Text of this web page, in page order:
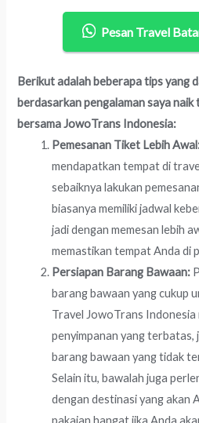
Pesan Travel
Berikut adalah beberapa tips yang
berdasarkan pengalaman saya
bersama JowoTrans Indonesia:
Pemesanan Tiket Lebih
mendapatkan tempat di
sebaiknya lakukan
biasanya memiliki jadwal
jadi dengan memesan lebih
memastikan tempat Anda di
Persiapan Barang Bawaan:
barang bawaan yang cukup
Travel JowoTrans Indonesia
penyimpanan yang terbatas,
barang bawaan yang tidak
Selain itu, bawalah juga
dengan destinasi yang akan